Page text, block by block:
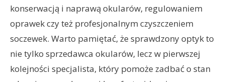
konserwacją i naprawą okularów, regulowaniem
oprawek czy też profesjonalnym czyszczeniem
soczewek. Warto pamiętać, że sprawdzony optyk to
nie tylko sprzedawca okularów, lecz w pierwszej
kolejności specjalista, który pomoże zadbać o stan